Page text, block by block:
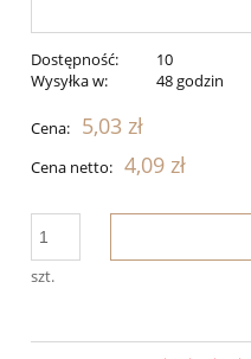
Dostępność:
10
Wysyłka w:
48 godzin
Cena: 5,03 zł
Cena netto: 4,09 zł
szt.